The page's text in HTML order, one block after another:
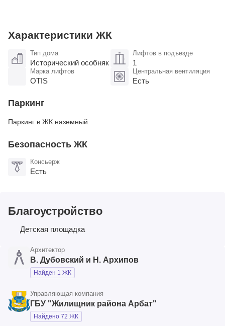
Характеристики ЖК
Тип дома
Исторический особняк
Лифтов в подъезде
1
Марка лифтов
OTIS
Центральная вентиляция
Есть
Паркинг
Паркинг в ЖК наземный.
Безопасность ЖК
Консьерж
Есть
Благоустройство
Детская площадка
Архитектор
В. Дубовский и Н. Архипов
Найден 1 ЖК
Управляющая компания
ГБУ "Жилищник района Арбат"
Найдено 72 ЖК